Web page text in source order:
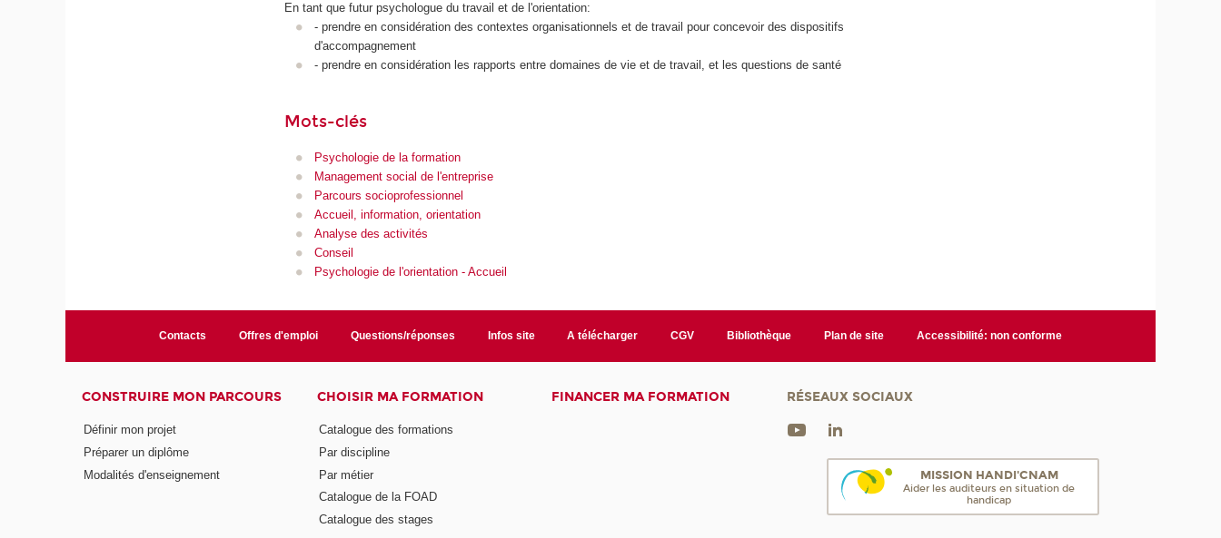
En tant que futur psychologue du travail et de l'orientation:
- prendre en considération des contextes organisationnels et de travail pour concevoir des dispositifs
d'accompagnement
- prendre en considération les rapports entre domaines de vie et de travail, et les questions de santé
Mots-clés
Psychologie de la formation
Management social de l'entreprise
Parcours socioprofessionnel
Accueil, information, orientation
Analyse des activités
Conseil
Psychologie de l'orientation - Accueil
Contacts Offres d'emploi Questions/réponses Infos site A télécharger CGV Bibliothèque Plan de site Accessibilité: non conforme
CONSTRUIRE MON PARCOURS
Définir mon projet
Préparer un diplôme
Modalités d'enseignement
CHOISIR MA FORMATION
Catalogue des formations
Par discipline
Par métier
Catalogue de la FOAD
Catalogue des stages
FINANCER MA FORMATION RÉSEAUX SOCIAUX
MISSION HANDI'CNAM
Aider les auditeurs en situation de
handicap